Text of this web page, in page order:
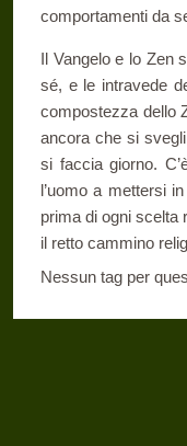
comportamenti da
Il Vangelo e lo Zen
sé, e le intravede
compostezza dello
ancora che si
si faccia giorno.
l’uomo a mettersi
prima di ogni scelta
il retto cammino
Nessun tag per